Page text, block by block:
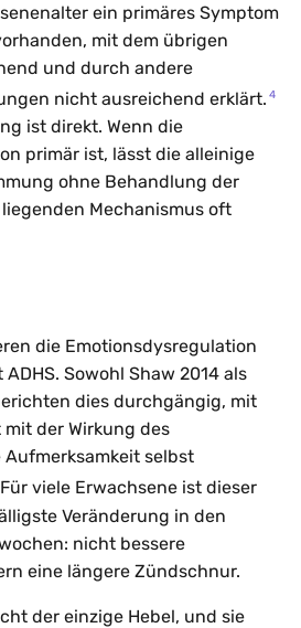
ein primäres Symptom
mit dem übrigen
und durch andere
nicht ausreichend erklärt. 4
ist direkt. Wenn die
primär ist, lässt die alleinige
ohne Behandlung der
Mechanismus oft
die Emotionsdysregulation
Sowohl Shaw 2014 als
dies durchgängig, mit
der Wirkung des
selbst
Für viele Erwachsene ist dieser
Veränderung in den
nicht bessere
eine längere Zündschnur.
der einzige Hebel, und sie